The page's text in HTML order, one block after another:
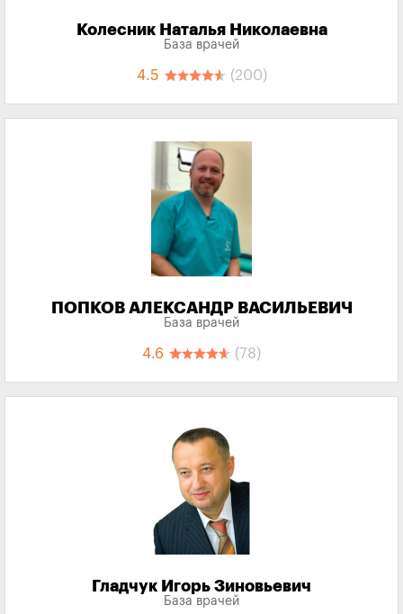
Колесник Наталья Николаевна
База врачей
4.5 (200)
ПОПКОВ АЛЕКСАНДР ВАСИЛЬЕВИЧ
База врачей
4.6 (78)
Гладчук Игорь Зиновьевич
База врачей